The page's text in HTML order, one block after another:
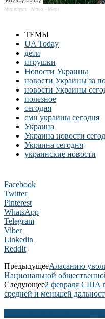
Miroichan · Мрію - Miroi
ТЕМЫ
UA Today
дети
игрушки
Новости Украины
новости Украины за
новости Украины
полезное
сегодня
сми украины сегодня
Украина
Украина новости
Украина сегодня
украинские новости
Facebook
Twitter
Pinterest
WhatsApp
Telegram
Viber
Linkedin
ReddIt
ПредыдущееАласанию
Национальной
Следующее2 февраля США
средней и меньшей